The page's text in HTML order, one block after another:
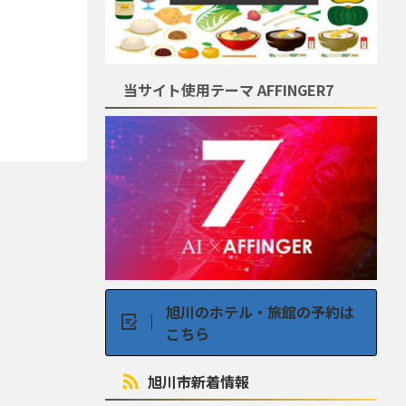
当サイト使用テーマ AFFINGER7
旭川のホテル・旅館の予約は
こちら
旭川市新着情報